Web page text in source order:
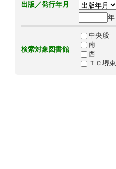
出版／発行年月
年
検索対象図書館
中央般
南
西
ＴＣ堺東